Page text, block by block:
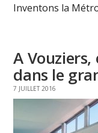
Inventons la
A
dans le
7 JUILLET 2016